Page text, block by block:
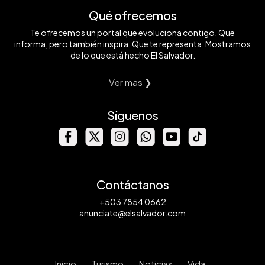
Qué ofrecemos
Te ofrecemos un portal que evoluciona contigo. Que
informa, pero también inspira. Que te representa. Mostramos
de lo que está hecho El Salvador.
Ver mas ❯
Síguenos
Contáctanos
+503 7854 0662
anunciate@elsalvador.com